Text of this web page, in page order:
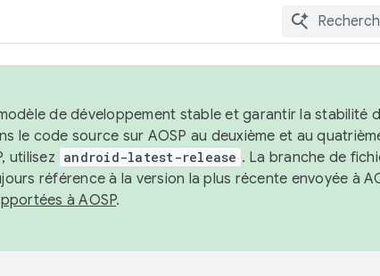
de développement stable et garantir la stabilité
le code source sur AOSP au deuxième et au
utilisez android-latest-release . La branche de
référence à la version la plus récente envoyée à
à AOSP.